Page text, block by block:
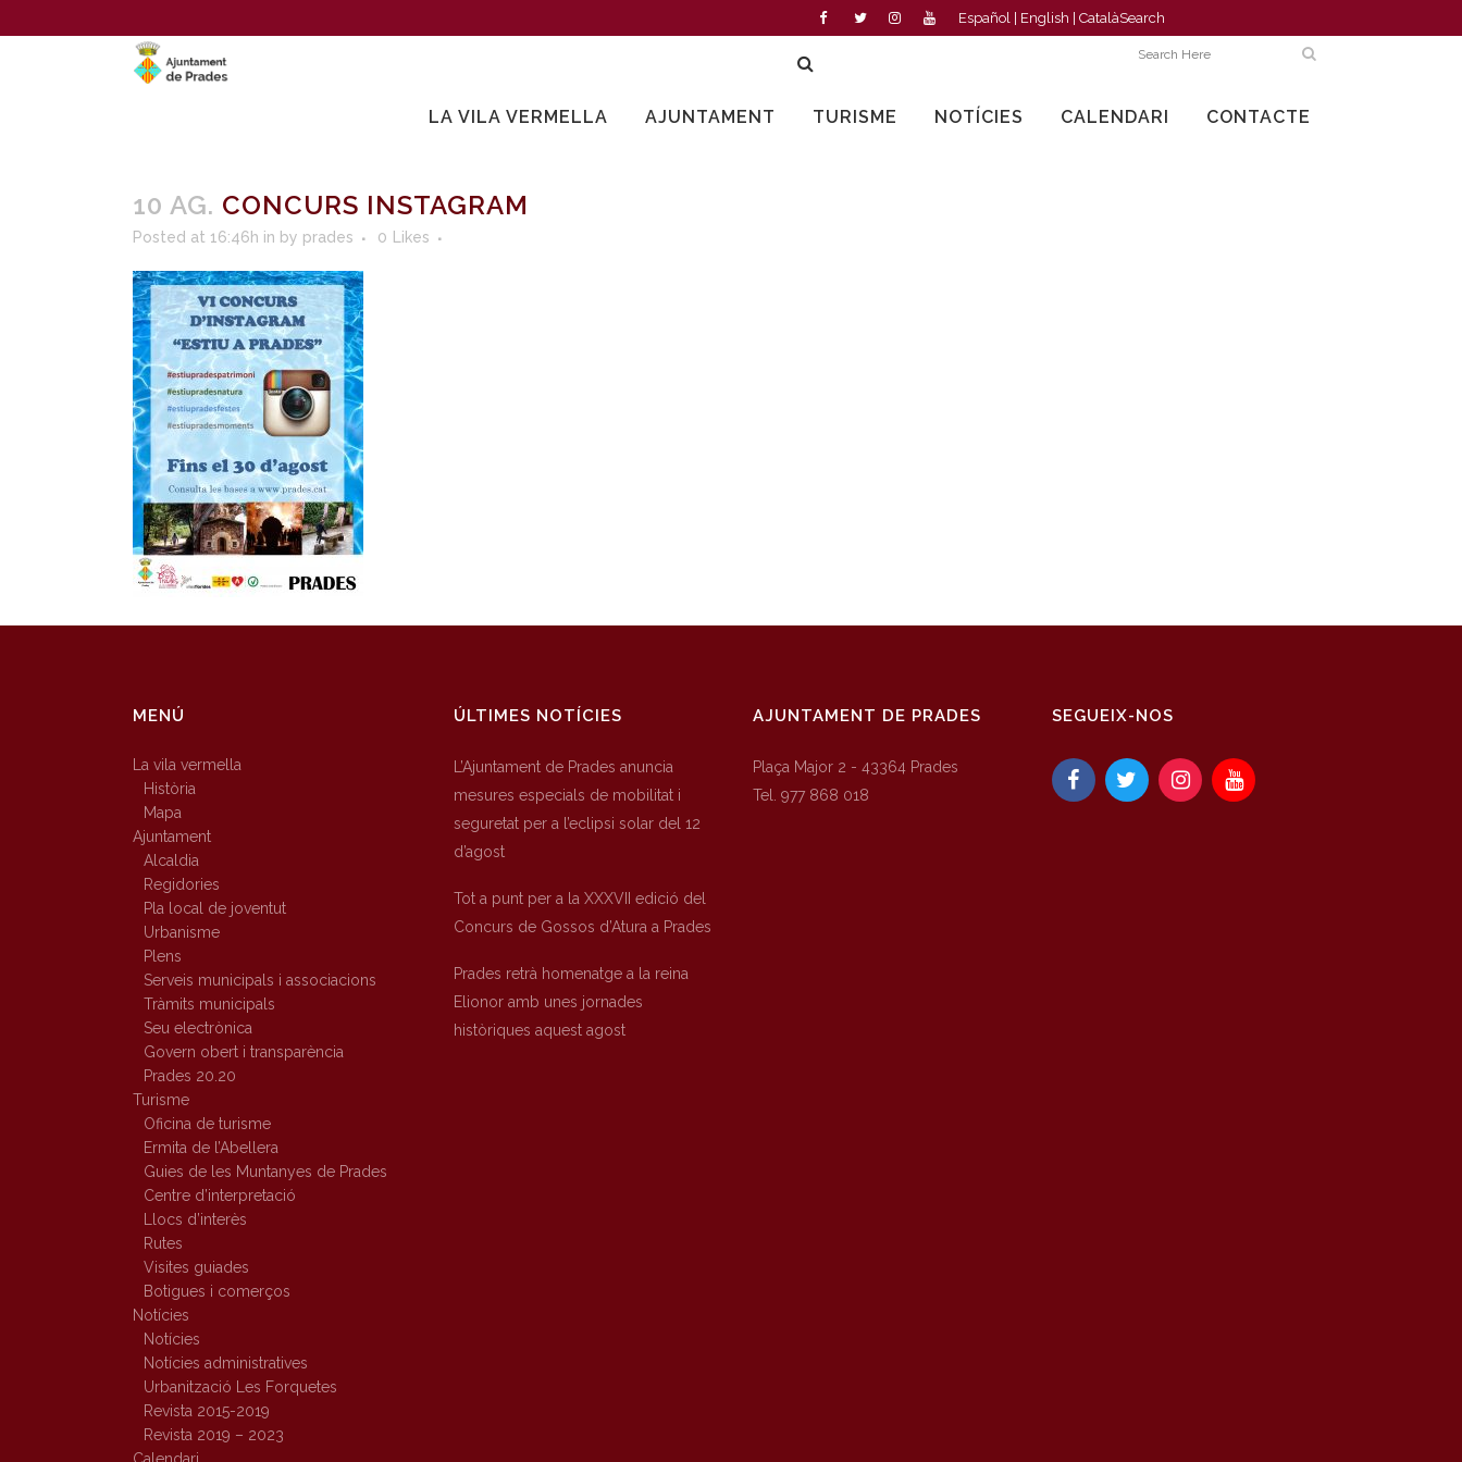
Español English CatalàSearch
LA VILA VERMELLA AJUNTAMENT TURISME NOTÍCIES CALENDARI CONTACTE
10 AG. CONCURS INSTAGRAM
Posted at 16:46h in by prades 0 Likes
MENÚ
La vila vermella
Història
Mapa
Ajuntament
Alcaldia
Regidories
Pla local de joventut
Urbanisme
Plens
Serveis municipals i associacions
Tràmits municipals
Seu electrònica
Govern obert i transparència
Prades 20.20
Turisme
Oficina de turisme
Ermita de l’Abellera
Guies de les Muntanyes de Prades
Centre d’interpretació
Llocs d’interès
Rutes
Visites guiades
Botigues i comerços
Notícies
Notícies
Notícies administratives
Urbanització Les Forquetes
Revista 2015-2019
Revista 2019 – 2023
ÚLTIMES NOTÍCIES
L’Ajuntament de Prades anuncia
mesures especials de mobilitat i
seguretat per a l’eclipsi solar del 12
d’agost
Tot a punt per a la XXXVII edició del
Concurs de Gossos d’Atura a Prades
Prades retrà homenatge a la reina
Elionor amb unes jornades
històriques aquest agost
AJUNTAMENT DE PRADES
Plaça Major 2 - 43364 Prades
Tel. 977 868 018
SEGUEIX-NOS